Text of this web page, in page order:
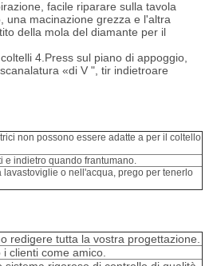
facile riparare sulla tavola
una macinazione grezza e l'altra
della mola del diamante per il
4.Press sul piano di appoggio,
«di V ", tir indietroare
non possono essere adatte a per il coltello
e indietro quando frantumano.
lavastoviglie o nell'acqua, prego per tenerlo
redigere tutta la vostra progettazione.
i clienti come amico.